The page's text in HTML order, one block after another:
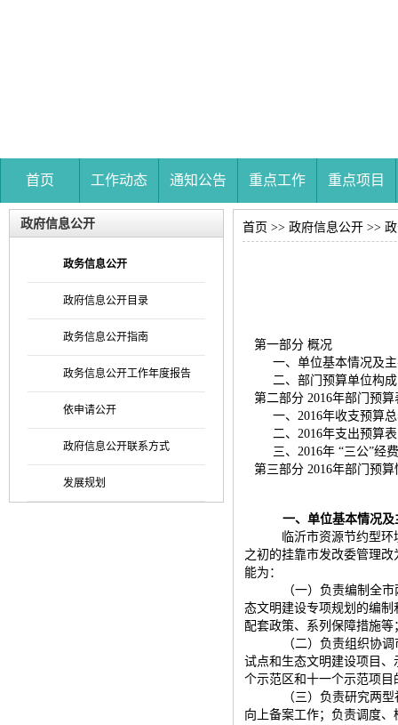
首页 工作动态 通知公告 重点工作 重点项目
政府信息公开
政务信息公开
政府信息公开目录
政务信息公开指南
政务信息公开工作年度报告
依申请公开
政府信息公开联系方式
发展规划
首页 >> 政府信息公开 >>
第一部分 概况
一、单位基本情况及
二、部门预算单位构成
第二部分 2016年部门预算
一、2016年收支预算
二、2016年支出预算表
三、2016年 “三公”经
第三部分 2016年部门预算
一、单位基本情况及
临沂市资源节约型
之初的挂靠市发改委管理
能为：
（一）负责编制全
态文明建设专项规划的编
配套政策、系列保障措施
（二）负责组织协
试点和生态文明建设项目
个示范区和十一个示范项
（三）负责研究两
向上备案工作；负责调度